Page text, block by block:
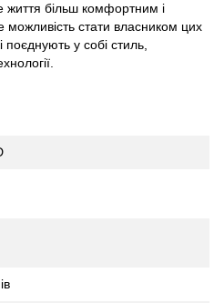
життя більш комфортним і
можливість стати власником цих
поєднують у собі стиль,